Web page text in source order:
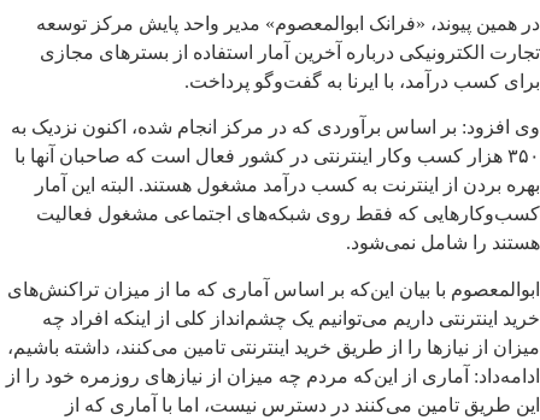
در همین پیوند، «فرانک ابوالمعصوم» مدیر واحد پایش مرکز توسعه
تجارت الکترونیکی درباره آخرین آمار استفاده از بسترهای مجازی
برای کسب درآمد، با ایرنا به گفت‌وگو پرداخت.
وی افزود: بر اساس برآوردی که در مرکز انجام شده، اکنون نزدیک به
۳۵۰ هزار کسب وکار اینترنتی در کشور فعال است که صاحبان آنها با
بهره بردن از اینترنت به کسب درآمد مشغول هستند. البته این آمار
کسب‌وکارهایی که فقط روی شبکه‌های اجتماعی مشغول فعالیت
هستند را شامل نمی‌شود.
ابوالمعصوم با بیان این‌که بر اساس آماری که ما از میزان تراکنش‌های
خرید اینترنتی داریم می‌توانیم یک چشم‌انداز کلی از اینکه افراد چه
میزان از نیازها را از طریق خرید اینترنتی تامین می‌کنند، داشته باشیم،
ادامه‌داد: آماری از این‌که مردم چه میزان از نیازهای روزمره خود را از
این طریق تامین می‌کنند در دسترس نیست، اما با آماری که از